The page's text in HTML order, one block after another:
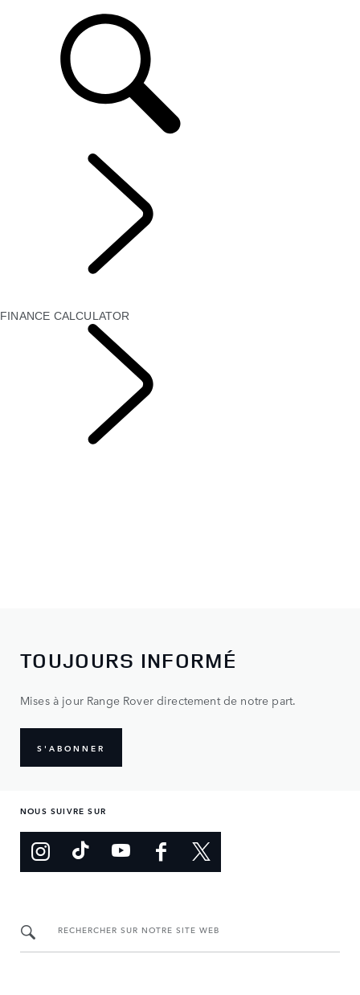
FINANCE CALCULATOR
TOUJOURS INFORMÉ
Mises à jour Range Rover directement de notre part.
S'ABONNER
NOUS SUIVRE SUR
RECHERCHER SUR NOTRE SITE WEB